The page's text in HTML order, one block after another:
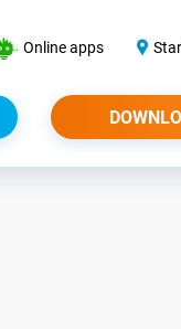
Online apps